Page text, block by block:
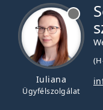
Iuliana
Ügyfélszolgálat